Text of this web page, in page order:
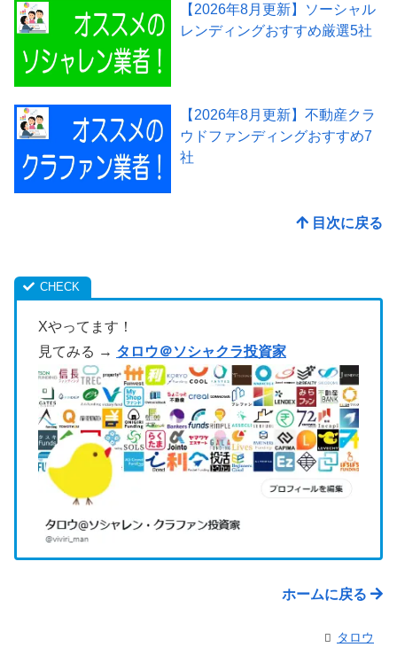
【2026年8月更新】ソーシャル
レンディングおすすめ厳選5社
【2026年8月更新】不動産クラ
ウドファンディングおすすめ7
社
目次に戻る
Xやってます！
見てみる → タロウ＠ソシャクラ投資家
ホームに戻る
タロウ